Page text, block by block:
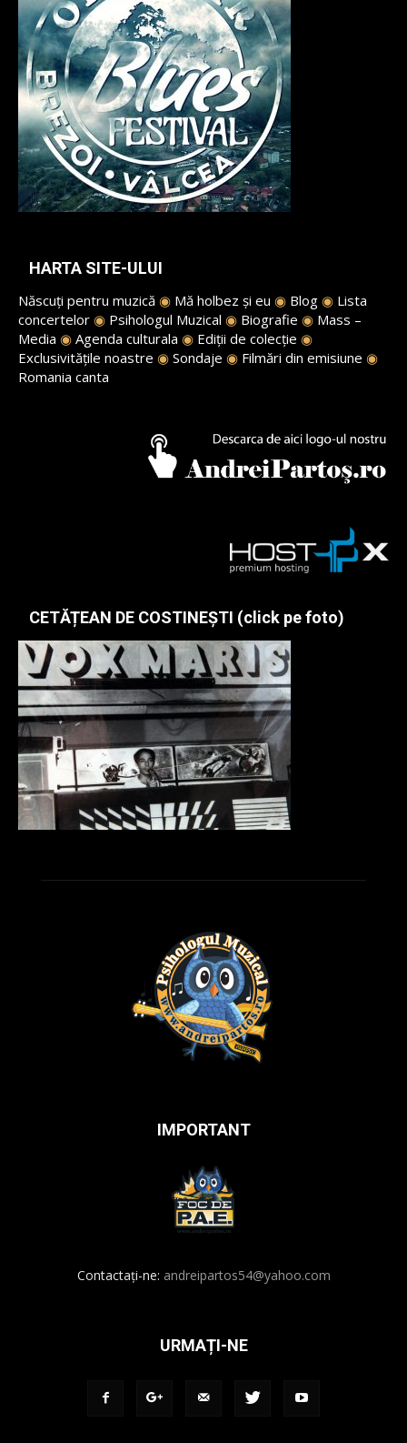
HARTA SITE-ULUI
Născuți pentru muzică ◉ Mă holbez și eu ◉ Blog ◉ Lista
concertelor ◉ Psihologul Muzical ◉ Biografie ◉ Mass –
Media ◉ Agenda culturala ◉ Ediții de colecție ◉
Exclusivitățile noastre ◉ Sondaje ◉ Filmări din emisiune ◉
Romania canta
CETĂȚEAN DE COSTINEȘTI (click pe foto)
IMPORTANT
Contactați-ne: andreipartos54@yahoo.com
URMAȚI-NE